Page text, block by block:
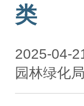
类
2025-04-
园林绿化